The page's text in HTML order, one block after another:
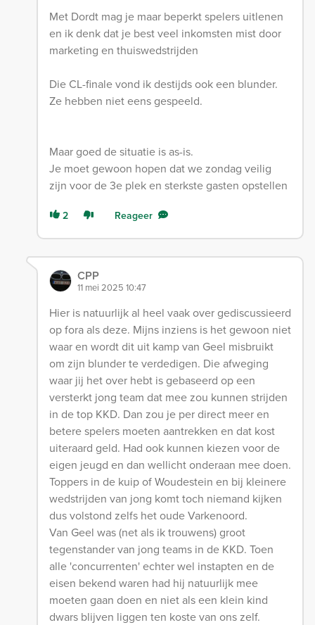
Met Dordt mag je maar beperkt spelers uitlenen
en ik denk dat je best veel inkomsten mist door
marketing en thuiswedstrijden
Die CL-finale vond ik destijds ook een blunder.
Ze hebben niet eens gespeeld.
Maar goed de situatie is as-is.
Je moet gewoon hopen dat we zondag veilig
zijn voor de 3e plek en sterkste gasten opstellen
2 Reageer
CPP
11 mei 2025 10:47
Hier is natuurlijk al heel vaak over gediscussieerd
op fora als deze. Mijns inziens is het gewoon niet
waar en wordt dit uit kamp van Geel misbruikt
om zijn blunder te verdedigen. Die afweging
waar jij het over hebt is gebaseerd op een
versterkt jong team dat mee zou kunnen strijden
in de top KKD. Dan zou je per direct meer en
betere spelers moeten aantrekken en dat kost
uiteraard geld. Had ook kunnen kiezen voor de
eigen jeugd en dan wellicht onderaan mee doen.
Toppers in de kuip of Woudestein en bij kleinere
wedstrijden van jong komt toch niemand kijken
dus volstond zelfs het oude Varkenoord.
Van Geel was (net als ik trouwens) groot
tegenstander van jong teams in de KKD. Toen
alle 'concurrenten' echter wel instapten en de
eisen bekend waren had hij natuurlijk mee
moeten gaan doen en niet als een klein kind
dwars blijven liggen ten koste van ons zelf.